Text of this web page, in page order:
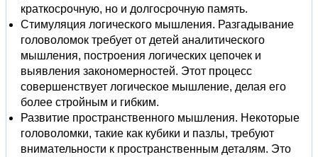
краткосрочную, но и долгосрочную память.
Стимуляция логического мышления. Разгадывание
головоломок требует от детей аналитического
мышления, построения логических цепочек и
выявления закономерностей. Этот процесс
совершенствует логическое мышление, делая его
более стройным и гибким.
Развитие пространственного мышления. Некоторые
головоломки, такие как кубики и пазлы, требуют
внимательности к пространственным деталям. Это